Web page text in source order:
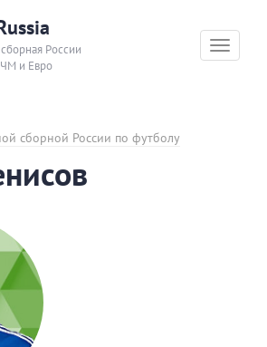
Toggle
России
и Евро
сборной России по футболу